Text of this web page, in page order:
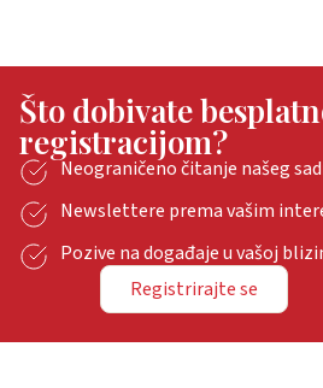
Što dobivate
registracijom?
Neograničeno čitanje našeg
Newslettere prema vašim
Pozive na događaje u vašoj
Registrirajte se